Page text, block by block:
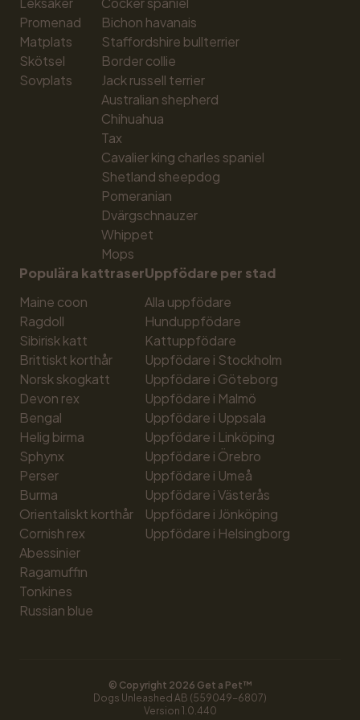
Promenad
Matplats
Skötsel
Sovplats
Bichon havanais
Staffordshire bullterrier
Border collie
Jack russell terrier
Australian shepherd
Chihuahua
Tax
Cavalier king charles spaniel
Shetland sheepdog
Pomeranian
Dvärgschnauzer
Whippet
Mops
Populära kattraser
Maine coon
Ragdoll
Sibirisk katt
Brittiskt korthår
Norsk skogkatt
Devon rex
Bengal
Helig birma
Sphynx
Perser
Burma
Orientaliskt korthår
Cornish rex
Abessinier
Ragamuffin
Tonkines
Russian blue
Uppfödare per stad
Alla uppfödare
Hunduppfödare
Kattuppfödare
Uppfödare i Stockholm
Uppfödare i Göteborg
Uppfödare i Malmö
Uppfödare i Uppsala
Uppfödare i Linköping
Uppfödare i Örebro
Uppfödare i Umeå
Uppfödare i Västerås
Uppfödare i Jönköping
Uppfödare i Helsingborg
© Copyright 2026 Get a Pet™
Dogs Unleashed AB (559049-6807)
Version 1.0.440